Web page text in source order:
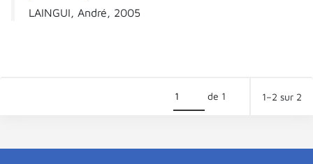
LAINGUI, André, 2005
de 1 1–2 sur 2